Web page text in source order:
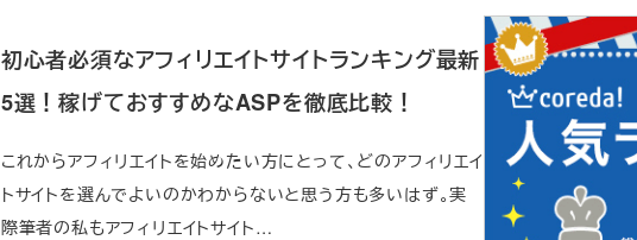
初心者必須なアフィリエイトサイトランキング最新
5選！稼げておすすめなASPを徹底比較！
これからアフィリエイトを始めたい方にとって、どのアフィリエイ
トサイトを選んでよいのかわからないと思う方も多いはず。実
際筆者の私もアフィリエイトサイト…